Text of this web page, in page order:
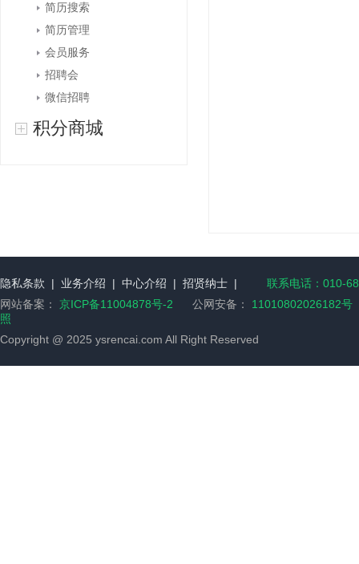
简历搜索
简历管理
会员服务
招聘会
微信招聘
积分商城
隐私条款 | 业务介绍 | 中心介绍 | 招贤纳士 |
联系电话：010-
网站备案： 京ICP备11004878号-2 公网安备： 11010802026182号
照
Copyright @ 2025 ysrencai.com All Right Reserved